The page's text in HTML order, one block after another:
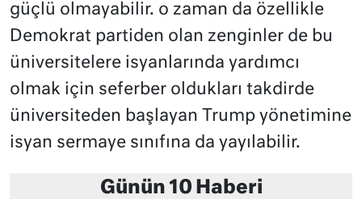
güçlü olmayabilir. o zaman da özellikle
Demokrat partiden olan zenginler de bu
üniversitelere isyanlarında yardımcı
olmak için seferber oldukları takdirde
üniversiteden başlayan Trump yönetimine
isyan sermaye sınıfına da yayılabilir.
Günün 10 Haberi